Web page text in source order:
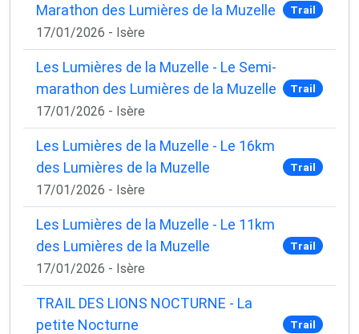
Marathon des Lumières de la Muzelle
17/01/2026 - Isère
Trail
Les Lumières de la Muzelle - Le Semi-
marathon des Lumières de la Muzelle
17/01/2026 - Isère
Trail
Les Lumières de la Muzelle - Le 16km
des Lumières de la Muzelle
17/01/2026 - Isère
Trail
Les Lumières de la Muzelle - Le 11km
des Lumières de la Muzelle
17/01/2026 - Isère
Trail
TRAIL DES LIONS NOCTURNE - La
petite Nocturne
Trail